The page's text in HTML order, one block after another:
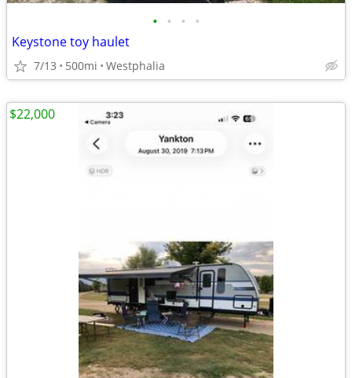
• • • •
Keystone toy haulet
7/13 500mi Westphalia
$22,000